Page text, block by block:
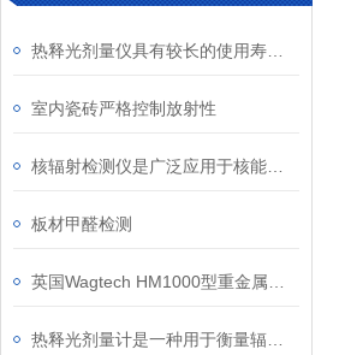
室内瓷砖严格控制放射性
板材甲醛检测